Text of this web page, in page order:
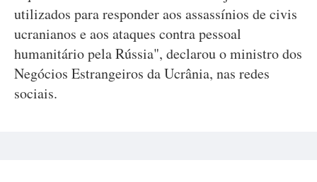
utilizados para responder aos assassínios de civis
ucranianos e aos ataques contra pessoal
humanitário pela Rússia", declarou o ministro dos
Negócios Estrangeiros da Ucrânia, nas redes
sociais.